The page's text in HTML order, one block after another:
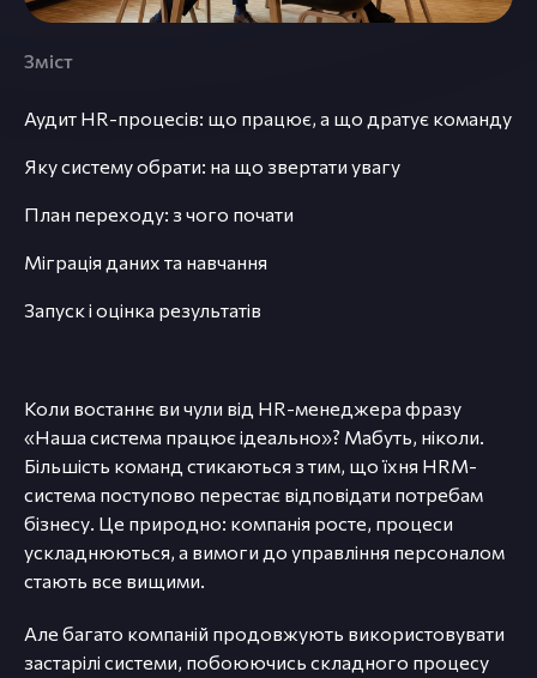
Зміст
Аудит HR-процесів: що працює, а що дратує команду
Яку систему обрати: на що звертати увагу
План переходу: з чого почати
Міграція даних та навчання
Запуск і оцінка результатів
Коли востаннє ви чули від HR-менеджера фразу
«Наша система працює ідеально»? Мабуть, ніколи.
Більшість команд стикаються з тим, що їхня HRM-
система поступово перестає відповідати потребам
бізнесу. Це природно: компанія росте, процеси
ускладнюються, а вимоги до управління персоналом
стають все вищими.
Але багато компаній продовжують використовувати
застарілі системи, побоюючись складного процесу